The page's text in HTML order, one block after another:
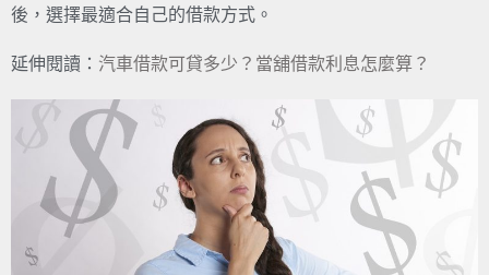
後，選擇最適合自己的借款方式。
延伸閱讀： 汽車借款可貸多少？當舖借款利息怎麼算？